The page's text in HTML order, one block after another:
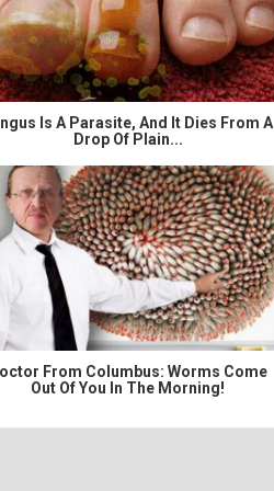
Is A Parasite, And It Dies From A
Drop Of Plain...
From Columbus: Worms Come
Out Of You In The Morning!